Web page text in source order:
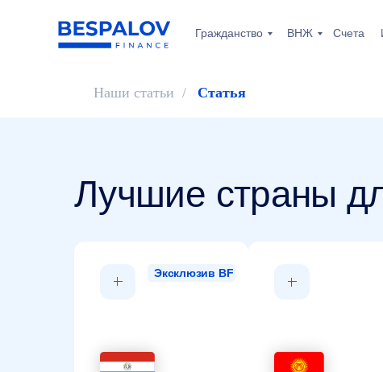
ВНЖ Счета
Гражданство
Наши статьи / Статья
Лучшие страны
Эксклюзив BF